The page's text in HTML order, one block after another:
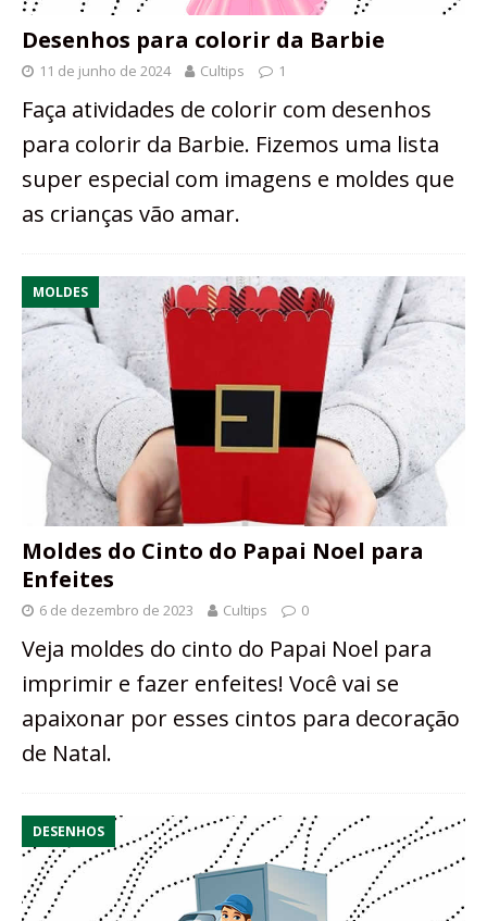
Desenhos para colorir da Barbie
11 de junho de 2024 Cultips 1
Faça atividades de colorir com desenhos
para colorir da Barbie. Fizemos uma lista
super especial com imagens e moldes que
as crianças vão amar.
MOLDES
Moldes do Cinto do Papai Noel para
Enfeites
6 de dezembro de 2023 Cultips 0
Veja moldes do cinto do Papai Noel para
imprimir e fazer enfeites! Você vai se
apaixonar por esses cintos para decoração
de Natal.
DESENHOS